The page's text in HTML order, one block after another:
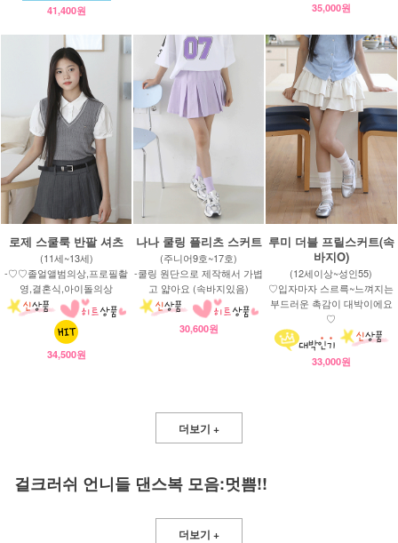
41,400원 35,000원
로제 스쿨룩 반팔 셔츠
(11세~13세)
-♡♡졸얼앨범의상,프로필촬
영,결혼식,아이돌의상
34,500원
나나 쿨링 플리츠 스커트
(주니어9호~17호)
-쿨링 원단으로 제작해서 가볍
고 얇아요 (속바지있음)
30,600원
루미 더블 프릴스커트(속
바지O)
(12세이상~성인55)
♡입자마자 스르륵~느껴지는
부드러운 촉감이 대박이에요
♡
33,000원
더보기 +
걸크러쉬 언니들 댄스복 모음:멋쁨!!
더보기 +